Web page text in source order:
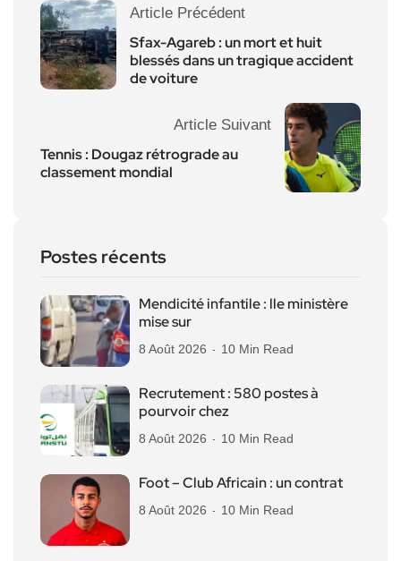
Article Précédent
Sfax-Agareb : un mort et huit
blessés dans un tragique accident
de voiture
Article Suivant
Tennis : Dougaz rétrograde au
classement mondial
Postes récents
Mendicité infantile : lle ministère
mise sur
8 Août 2026 10 Min Read
Recrutement : 580 postes à
pourvoir chez
8 Août 2026 10 Min Read
Foot – Club Africain : un contrat
8 Août 2026 10 Min Read